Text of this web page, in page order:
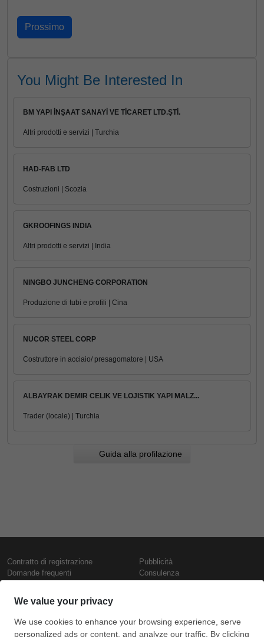
You Might Be Interested In
BM YAPI İNŞAAT SANAYİ VE TİCARET LTD.ŞTİ.
Altri prodotti e servizi | Turchia
HAD-FAB LTD
Costruzioni | Scozia
GKROOFINGS INDIA
Altri prodotti e servizi | India
NINGBO JUNCHENG CORPORATION
Produzione di tubi e profili | Cina
NUCOR STEEL CORP
Costruttore in acciaio/ presagomatore | USA
ALBAYRAK DEMIR CELIK VE LOJISTIK YAPI MALZ...
Trader (locale) | Turchia
Guida alla profilazione
Contratto di registrazione
Domande frequenti
Presentazione
Contattaci
Termini di utilizzo
Politica di riservatezza
Pubblicità
Consulenza